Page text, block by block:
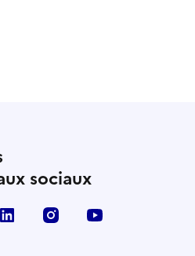
sociaux
LinkedIn Instagram